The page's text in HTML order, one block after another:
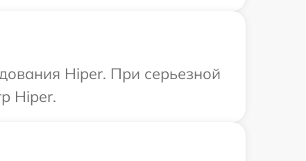
Hiper. При серьезной
Hiper.